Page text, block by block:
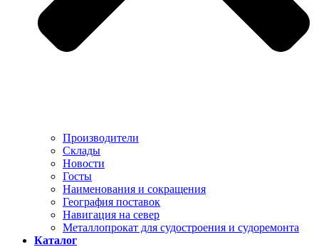
Производители
Склады
Новости
Госты
Наименования и сокращения
География поставок
Навигация на север
Металлопрокат для судостроения и судоремонта
Каталог